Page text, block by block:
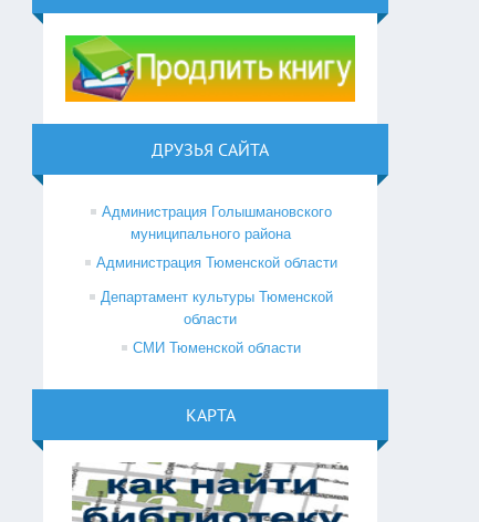
ДРУЗЬЯ САЙТА
Администрация Голышмановского
муниципального района
Администрация Тюменской области
Департамент культуры Тюменской
области
СМИ Тюменской области
КАРТА